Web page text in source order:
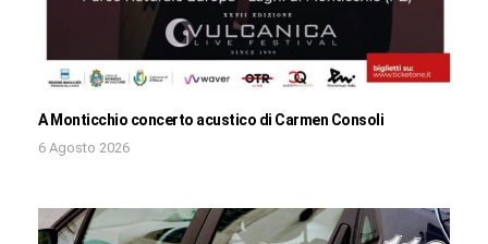
A Monticchio concerto acustico di Carmen Consoli
6 Agosto 2026